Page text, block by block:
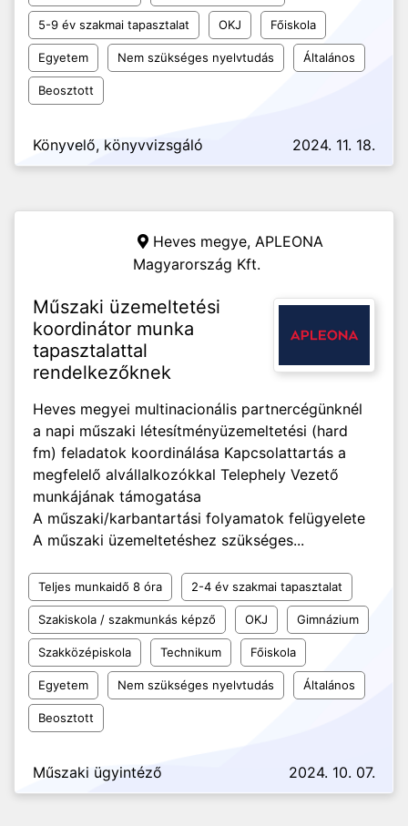
5-9 év szakmai tapasztalat OKJ Főiskola
Egyetem Nem szükséges nyelvtudás Általános
Beosztott
Könyvelő, könyvvizsgáló 2024. 11. 18.
Heves megye, APLEONA
Magyarország Kft.
Műszaki üzemeltetési
koordinátor munka
tapasztalattal
rendelkezőknek
Heves megyei multinacionális partnercégünknél
a napi műszaki létesítményüzemeltetési (hard
fm) feladatok koordinálása Kapcsolattartás a
megfelelő alvállalkozókkal Telephely Vezető
munkájának támogatása
A műszaki/karbantartási folyamatok felügyelete
A műszaki üzemeltetéshez szükséges...
Teljes munkaidő 8 óra 2-4 év szakmai tapasztalat
Szakiskola / szakmunkás képző OKJ Gimnázium
Szakközépiskola Technikum Főiskola
Egyetem Nem szükséges nyelvtudás Általános
Beosztott
Műszaki ügyintéző 2024. 10. 07.